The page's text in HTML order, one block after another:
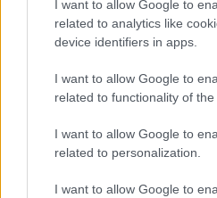
I want to allow Google to
related to analytics like
device identifiers in apps.
I want to allow Google to
related to functionality of the
I want to allow Google to
related to personalization.
I want to allow Google to
történt Kennedy-
(visszaemlékezések szerint
Magyarországon is fontos
Britanniában öt öra tizenöt
furcsa dolog tűnt…
És már megint
2012. november 18.